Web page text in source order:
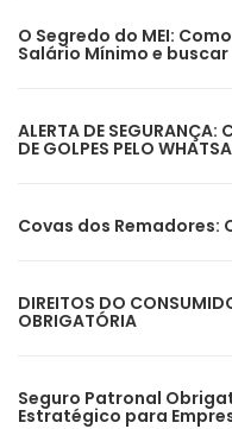
O Segredo do MEI:
Salário Mínimo e buscar
ALERTA DE SEGURANÇA:
DE GOLPES PELO
Covas dos Remadores:
DIREITOS DO
OBRIGATÓRIA
Seguro Patronal
Estratégico para